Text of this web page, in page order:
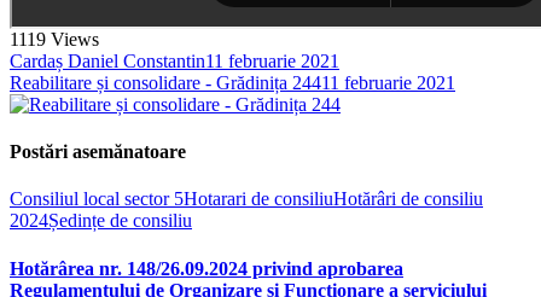
1119 Views
Cardaș Daniel Constantin11 februarie 2021
Reabilitare și consolidare - Grădinița 24411 februarie 2021
Postări asemănatoare
Consiliul local sector 5Hotarari de consiliuHotărâri de consiliu
2024Ședințe de consiliu
Hotărârea nr. 148/26.09.2024 privind aprobarea
Regulamentului de Organizare și Funcționare a serviciului